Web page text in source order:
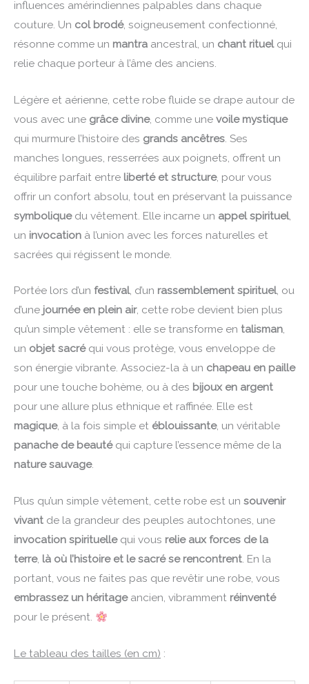
influences amérindiennes palpables dans chaque
couture. Un col brodé, soigneusement confectionné,
résonne comme un mantra ancestral, un chant rituelqui
relie chaque porteur à l’âme des anciens.
Légère et aérienne, cette robe fluide se drape autour de
vous avec une grâce divine, comme une voile mystique
qui murmure l’histoire des grands ancêtres . Ses
manches longues, resserrées aux poignets, offrent un
équilibre parfait entre liberté et structure, pour vous
offrir un confort absolu, tout en préservant la puissance
symboliquedu vêtement. Elle incarne un appel spirituel,
un invocation à l’union avec les forces naturelles et
sacrées qui régissent le monde.
Portée lors d’un festival, d’un rassemblement spirituel, ou
d’une journée en plein air, cette robe devient bien plus
qu’un simple vêtement : elle se transforme en talisman,
un objet sacréqui vous protège, vous enveloppe de
son énergie vibrante. Associez-la à un chapeau en paille
pour une touche bohème, ou à des bijoux en argent
pour une allure plus ethnique et raffinée. Elle est
magique, à la fois simple et éblouissante, un véritable
panache de beautéqui capture l’essence même de la
nature sauvage.
Plus qu’un simple vêtement, cette robe est un souvenir
vivant de la grandeur des peuples autochtones, une
invocation spirituellequi vous relie aux forces de la
terre, là où l’histoire et le sacré se rencontrent. En la
portant, vous ne faites pas que revêtir une robe, vous
embrassez un héritageancien, vibramment réinventé
pour le présent.
Le tableau des tailles (en cm) :